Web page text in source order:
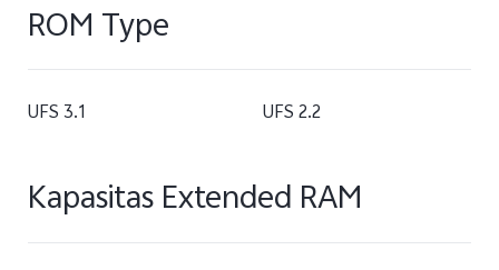
ROM Type
UFS 3.1 UFS 2.2
Kapasitas Extended RAM